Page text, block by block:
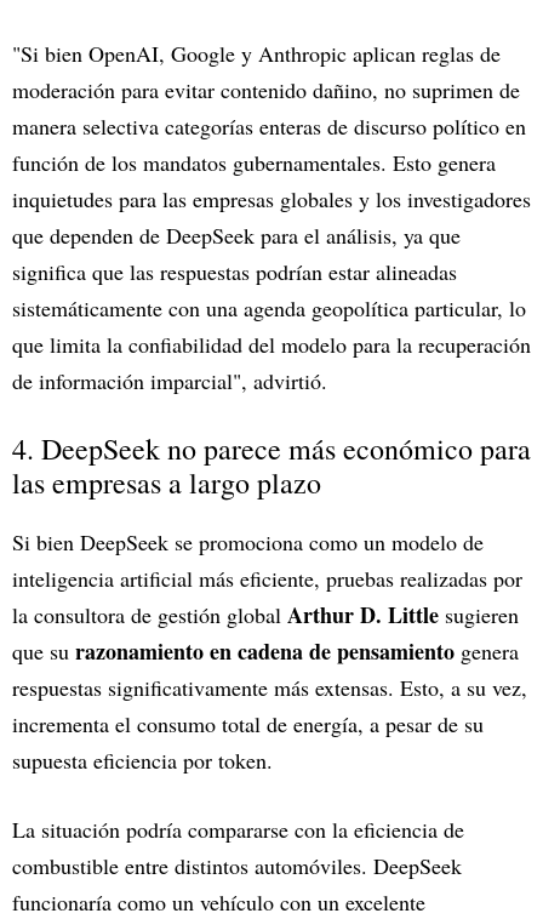
"Si bien OpenAI, Google y Anthropic aplican reglas de
moderación para evitar contenido dañino, no suprimen de
manera selectiva categorías enteras de discurso político en
función de los mandatos gubernamentales. Esto genera
inquietudes para las empresas globales y los investigadores
que dependen de DeepSeek para el análisis, ya que
significa que las respuestas podrían estar alineadas
sistemáticamente con una agenda geopolítica particular, lo
que limita la confiabilidad del modelo para la recuperación
de información imparcial", advirtió.
4. DeepSeek no parece más económico para
las empresas a largo plazo
Si bien DeepSeek se promociona como un modelo de
inteligencia artificial más eficiente, pruebas realizadas por
la consultora de gestión global Arthur D. Little sugieren
que su razonamiento en cadena de pensamiento genera
respuestas significativamente más extensas. Esto, a su vez,
incrementa el consumo total de energía, a pesar de su
supuesta eficiencia por token.
La situación podría compararse con la eficiencia de
combustible entre distintos automóviles. DeepSeek
funcionaría como un vehículo con un excelente